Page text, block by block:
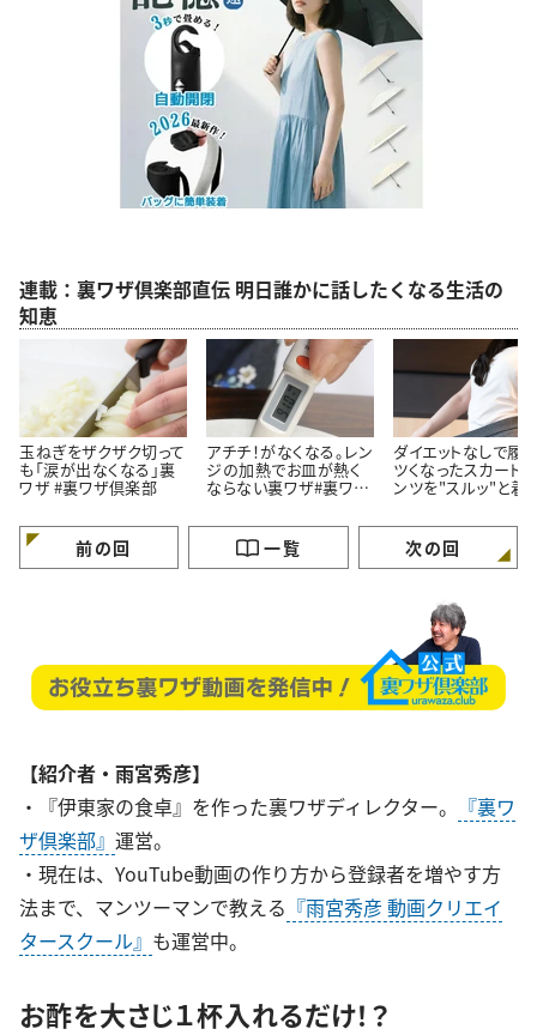
連載：裏ワザ倶楽部直伝 明日誰かに話したくなる生活の
知恵
玉ねぎをザクザク切って
も「涙が出なくなる」裏
ワザ #裏ワザ倶楽部
アチチ！がなくなる。レン
ジの加熱でお皿が熱く
ならない裏ワザ#裏ワザ
ダイエットなしで履く
ツくなったスカート
ンツを"スルッ"と着
前の回 一覧 次の回
【紹介者・雨宮秀彦】
・『伊東家の食卓』を作った裏ワザディレクター。
『裏ワ
ザ倶楽部』 運営。
・現在は、YouTube動画の作り方から登録者を増やす方
法まで、マンツーマンで教える 『雨宮秀彦 動画クリエイ
タースクール』 も運営中。
お酢を大さじ１杯入れるだけ！？